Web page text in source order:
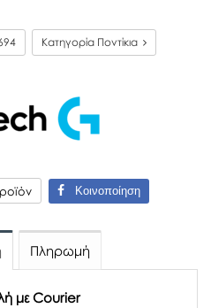
Κατηγορία Ποντίκια
Κοινοποίηση
Πληρωμή
με Courier